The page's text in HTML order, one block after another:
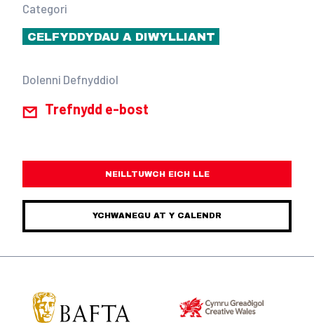
Categori
CELFYDDYDAU A DIWYLLIANT
Dolenni Defnyddiol
Trefnydd e-bost
NEILLTUWCH EICH LLE
YCHWANEGU AT Y CALENDR